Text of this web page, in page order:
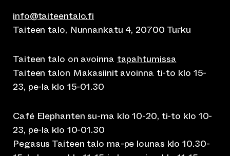
info@taiteentalo.fi
Taiteen talo, Nunnankatu 4, 20700 Turku
Taiteen talo on avoinnatapahtumissa
Taiteen talon Makasiinit avoinna ti-to klo 15-
23, pe-la klo 15-01.30
Café Elephanten su-ma klo 10-20, ti-to klo 10-
23, pe-la klo 10-01.30
Pegasus Taiteen talo ma-pe lounas klo 10.30-